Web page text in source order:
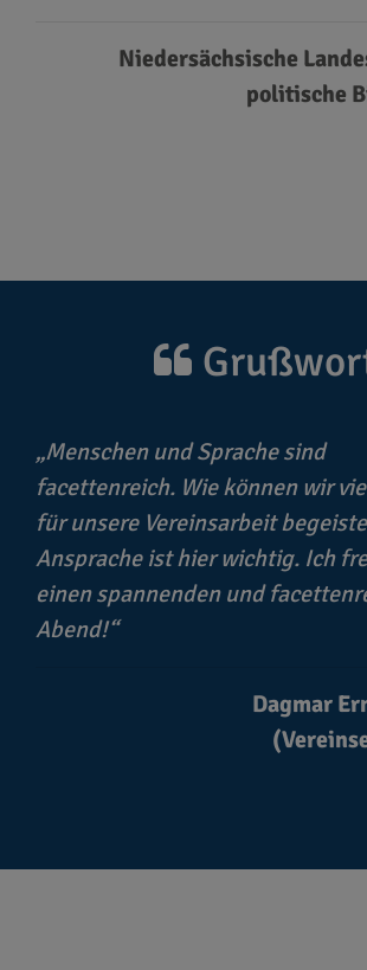
Niedersächsische
politische
Menschen und Sprache sind
facettenreich. Wie können wir
für unsere Vereinsarbeit
Ansprache ist hier wichtig. Ich
einen spannenden und
Abend!
Dagmar